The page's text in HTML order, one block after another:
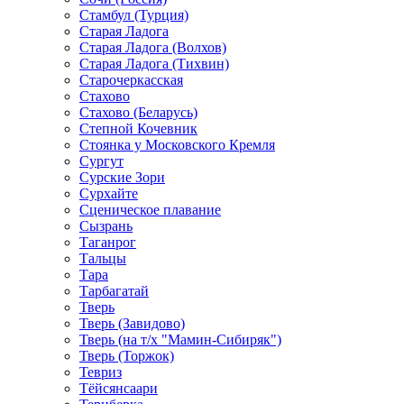
Стамбул (Турция)
Старая Ладога
Старая Ладога (Волхов)
Старая Ладога (Тихвин)
Старочеркасская
Стахово
Стахово (Беларусь)
Степной Кочевник
Стоянка у Московского Кремля
Сургут
Сурские Зори
Сурхайте
Сценическое плавание
Сызрань
Таганрог
Тальцы
Тара
Тарбагатай
Тверь
Тверь (Завидово)
Тверь (на т/х "Мамин-Сибиряк")
Тверь (Торжок)
Тевриз
Тёйсянсаари